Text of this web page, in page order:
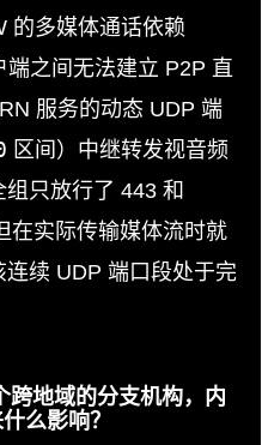
的多媒体通话依赖
之间无法建立 P2P 直
服务的动态 UDP 端
区间）中继转发视音频
只放行了 443 和
在实际传输媒体流时就
续 UDP 端口段处于完
地域的分支机构，内
么影响？